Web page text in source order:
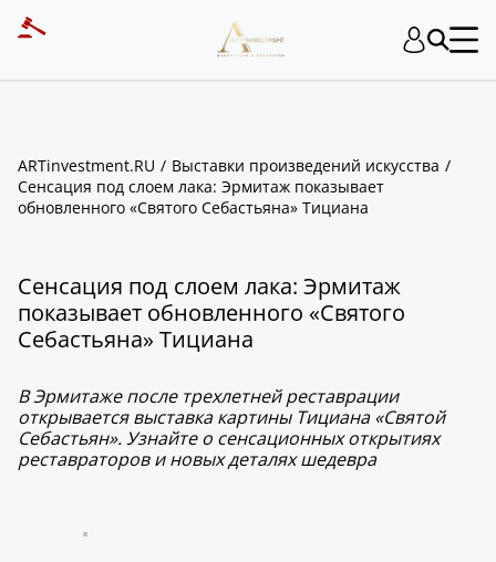
ARTinvestment.RU
Выставки произведений искусства
Сенсация под слоем лака: Эрмитаж показывает
обновленного «Святого Себастьяна» Тициана
Сенсация под слоем лака: Эрмитаж
показывает обновленного «Святого
Себастьяна» Тициана
В Эрмитаже после трехлетней реставрации
открывается выставка картины Тициана «Святой
Себастьян». Узнайте о сенсационных открытиях
реставраторов и новых деталях шедевра